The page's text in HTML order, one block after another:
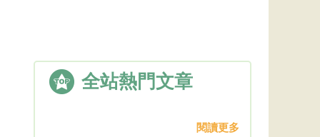
全站熱門文章
閱讀更多